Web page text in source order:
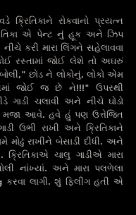
ક્રિતિકાને રોકવાનો પ્રયત્ન
સહેલાવવા
રસ્તામાં જોઈ લેશે તો અઘરું
છોડ ને લોકોનું, લોકો એમ
જોઈ જ છે ને!!!" ઉપરથી
ગાડી ચલાવી અને નીચે ઘોડો
મજા આવે. હવે હું પણ ઉત્તેજિત
ઉભી રાખી અને ક્રિતિકાને
મોઢું રાખીને બેસાડી દીધી. અને
ક્રિતિકાએ ચાલુ ગાડીએ મારા
નાંખ્યાં. અને મારા પલળેલા
કરવા લાગી. શું ફિલીંગ હતી એ